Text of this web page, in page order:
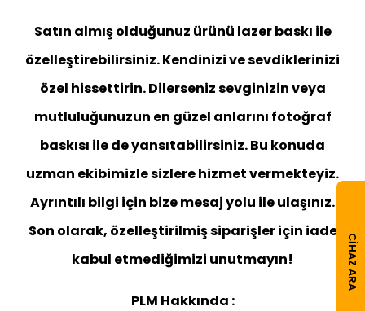
Satın almış olduğunuz ürünü lazer baskı ile
özelleştirebilirsiniz. Kendinizi ve sevdiklerinizi
özel hissettirin. Dilerseniz sevginizin veya
mutluluğunuzun en güzel anlarını fotoğraf
baskısı ile de yansıtabilirsiniz. Bu konuda
uzman ekibimizle sizlere hizmet vermekteyiz.
Ayrıntılı bilgi için bize mesaj yolu ile ulaşınız.
Son olarak, özelleştirilmiş siparişler için iade
kabul etmediğimizi unutmayın!
PLM Hakkında :
CIHAZ ARA